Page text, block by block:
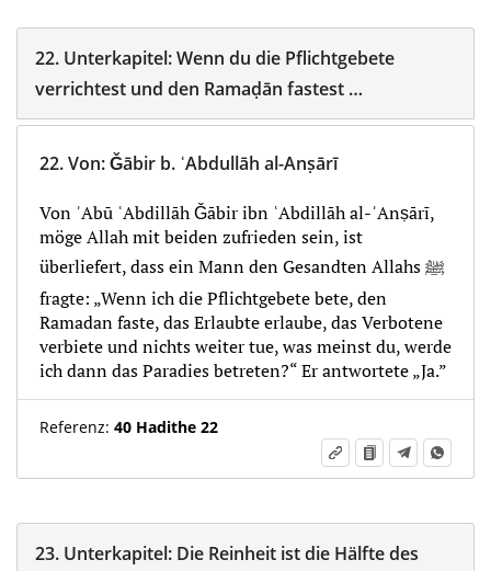
22. Unterkapitel:Wenn du die Pflichtgebete
verrichtest und den Ramaḍān fastest …
22.Von:Ǧābir b. ʿAbdullāh al-Anṣārī
Von ʾAbū ʿAbdillāh Ǧābir ibn ʿAbdillāh al-ʾAnṣārī,
möge Allah mit beiden zufrieden sein, ist
überliefert, dass ein Mann den Gesandten Allahs ﷺ
fragte: „Wenn ich die Pflichtgebete bete, den
Ramadan faste, das Erlaubte erlaube, das Verbotene
verbiete und nichts weiter tue, was meinst du, werde
ich dann das Paradies betreten?“ Er antwortete „Ja.”
Referenz: 40 Hadithe 22
23. Unterkapitel: Die Reinheit ist die Hälfte des